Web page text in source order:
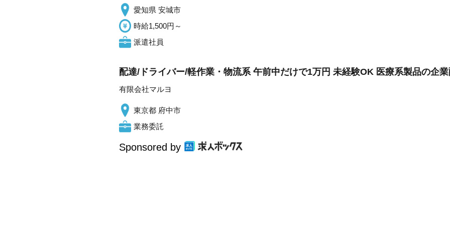
愛知県 安城市
時給1,500円～
派遣社員
配達/ドライバー/軽作業・物流系 午前中だけで1万円 未経験OK 医療系製品の企
有限会社マルヨ
東京都 府中市
業務委託
Sponsored by